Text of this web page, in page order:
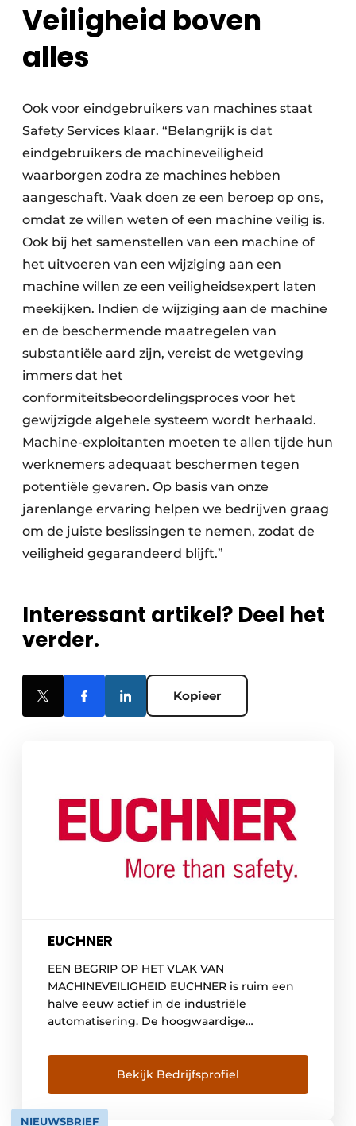
Veiligheid boven
alles
Ook voor eindgebruikers van machines staat
Safety Services klaar. “Belangrijk is dat
eindgebruikers de machineveiligheid
waarborgen zodra ze machines hebben
aangeschaft. Vaak doen ze een beroep op ons,
omdat ze willen weten of een machine veilig is.
Ook bij het samenstellen van een machine of
het uitvoeren van een wijziging aan een
machine willen ze een veiligheidsexpert laten
meekijken. Indien de wijziging aan de machine
en de beschermende maatregelen van
substantiële aard zijn, vereist de wetgeving
immers dat het
conformiteitsbeoordelingsproces voor het
gewijzigde algehele systeem wordt herhaald.
Machine-exploitanten moeten te allen tijde hun
werknemers adequaat beschermen tegen
potentiële gevaren. Op basis van onze
jarenlange ervaring helpen we bedrijven graag
om de juiste beslissingen te nemen, zodat de
veiligheid gegarandeerd blijft.”
Interessant artikel? Deel het
verder.
Kopieer
EUCHNER
EEN BEGRIP OP HET VLAK VAN
MACHINEVEILIGHEID EUCHNER is ruim een
halve eeuw actief in de industriële
automatisering. De hoogwaardige
hun weg in industrieën over de hele wereld.
EUCHNER heeft een lange ervaring
opgebouwd met tal van toepassingen en de
expertise gaat ver. EUCHNER is bijna elk
Bekijk Bedrijfsprofiel
NIEUWSBRIEF